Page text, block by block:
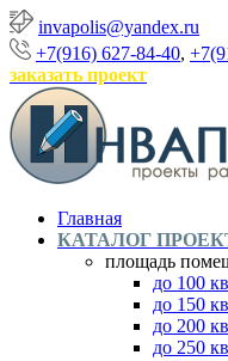
invapolis@yandex.ru
+7(916) 627-84-40,
заказать проект
Главная
КАТАЛОГ
площадь
до 100
до 150
до 200
до 250